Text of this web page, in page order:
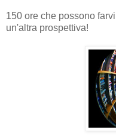
150 ore che possono
un'altra prospettiva!